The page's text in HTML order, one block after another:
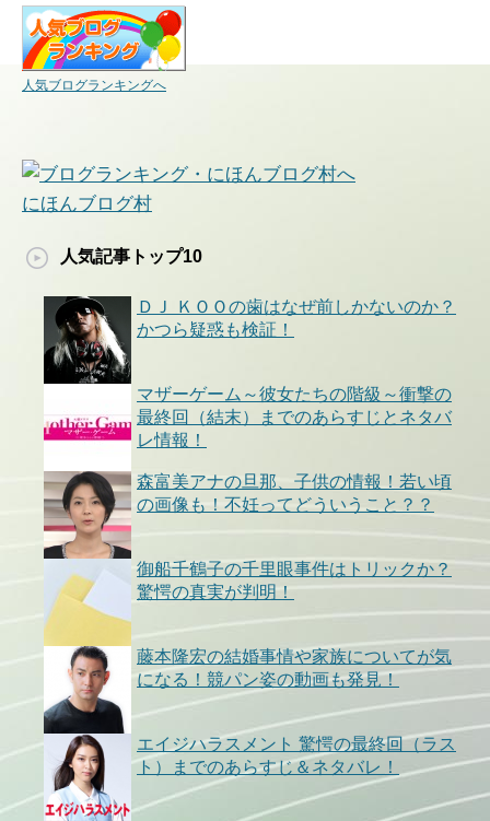
人気ブログランキングへ
にほんブログ村
人気記事トップ10
ＤＪ ＫＯＯの歯はなぜ前しかないのか？
かつら疑惑も検証！
マザーゲーム～彼女たちの階級～衝撃の
最終回（結末）までのあらすじとネタバ
レ情報！
森富美アナの旦那、子供の情報！若い頃
の画像も！不妊ってどういうこと？？
御船千鶴子の千里眼事件はトリックか？
驚愕の真実が判明！
藤本隆宏の結婚事情や家族についてが気
になる！競パン姿の動画も発見！
エイジハラスメント 驚愕の最終回（ラス
ト）までのあらすじ＆ネタバレ！